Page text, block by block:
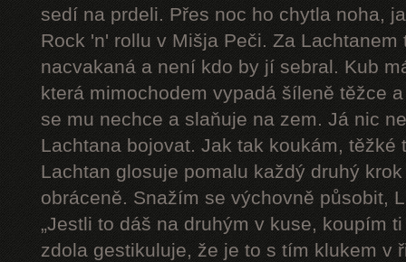
sedí na prdeli. Přes noc ho chytla noha,
Rock 'n' rollu v Mišja Peči. Za
nacvakaná a není kdo by jí sebral. Kub
která mimochodem vypadá šíleně těžce
se mu nechce a slaňuje na zem. Já nic
Lachtana bojovat. Jak tak koukám, těžké
Lachtan glosuje pomalu každý druhý
obráceně. Snažím se výchovně působit,
„Jestli to dáš na druhým v kuse, koupím
zdola gestikuluje, že je to s tím klukem v